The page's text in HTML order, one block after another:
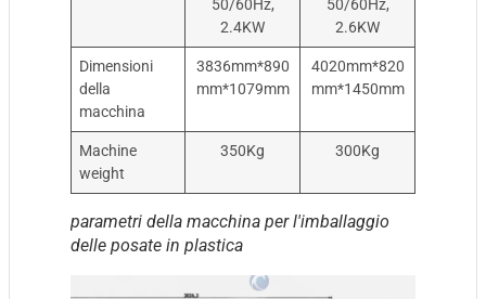
50/60Hz,
2.4KW
50/60Hz,
2.6KW
Dimensioni
della
macchina
3836mm*890
mm*1079mm
4020mm*820
mm*1450mm
Machine
weight
350Kg 300Kg
parametri della macchina per l'imballaggio
delle posate in plastica